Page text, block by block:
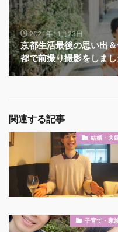
2021年11月23日
京都生活最後の思い出
都で前撮り撮影をしま
関連する記事
結婚・夫
子育て・家